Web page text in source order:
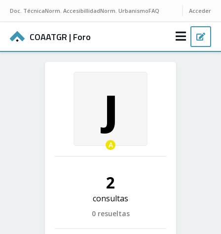
Doc. TécnicaNorm. AccesibillidadNorm. UrbanismoFAQ Acceder
COAATGR | Foro
J
A
2
consultas
0 resueltas